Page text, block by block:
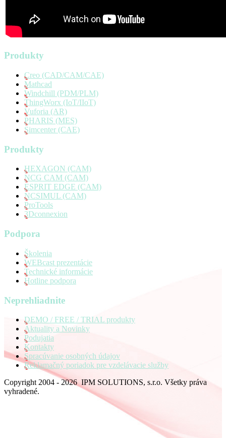
Produkty
Creo (CAD/CAM/CAE)
Mathcad
Windchill (PDM/PLM)
ThingWorx (IoT/IIoT)
Vuforia (AR)
PHARIS (MES)
Simcenter (CAE)
Produkty
HEXAGON (CAM)
NCG CAM (CAM)
ESPRIT EDGE (CAM)
NCSIMUL (CAM)
ProTools
3Dconnexion
Podpora
Školenia
WEBcast prezentácie
Technické informácie
Hotline podpora
Neprehliadnite
DEMO / FREE / TRIAL produkty
Aktuality a Novinky
Podujatia
Kontakty
Spracúvanie osobných údajov
Reklamačný poriadok pre vzdelávacie služby
Copyright 2004 - 2026 IPM SOLUTIONS, s.r.o. Všetky práva
vyhradené.